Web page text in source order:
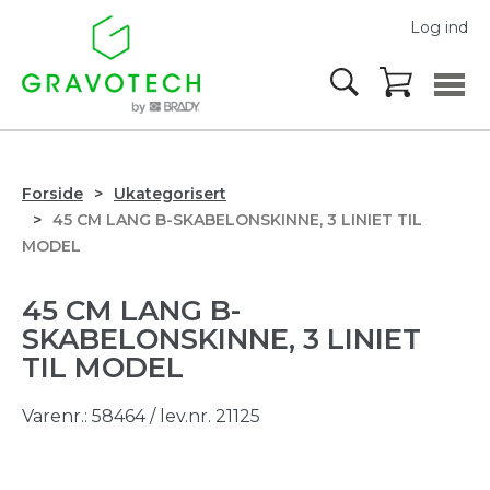
Log ind
Forside
Ukategorisert
45 CM LANG B-SKABELONSKINNE, 3 LINIET TIL
MODEL
45 CM LANG B-
SKABELONSKINNE, 3 LINIET
TIL MODEL
Varenr.: 58464 / lev.nr. 21125